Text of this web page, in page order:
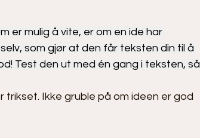
er mulig å vite, er om en ide har
som gjør at den får teksten din til å
Test den ut med én gang i teksten,
trikset. Ikke gruble på om ideen er god